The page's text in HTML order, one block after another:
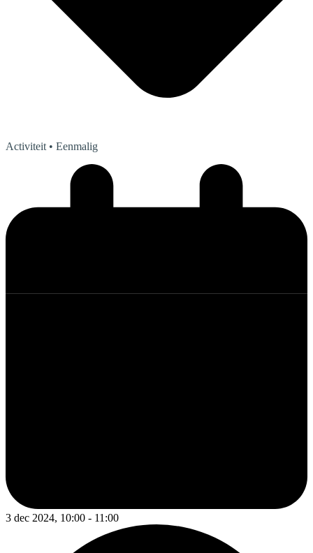
Activiteit • Eenmalig
3 dec 2024, 10:00 - 11:00